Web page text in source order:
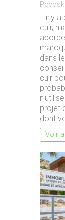
Povoski
Il n'y
cuir,
dans
cuir
projet
dont
Voir